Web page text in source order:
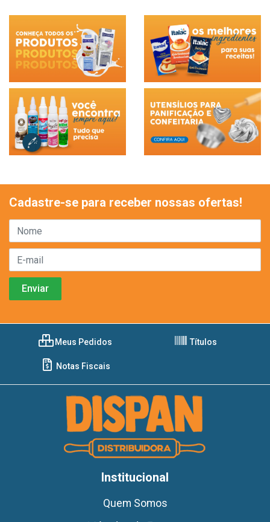
Cadastre-se para receber nossas ofertas!
Meus Pedidos Títulos
Notas Fiscais
Institucional
Quem Somos